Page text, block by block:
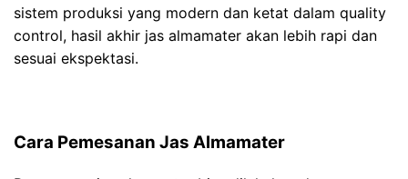
sistem produksi yang modern dan ketat dalam quality
control, hasil akhir jas almamater akan lebih rapi dan
sesuai ekspektasi.
Cara Pemesanan Jas Almamater